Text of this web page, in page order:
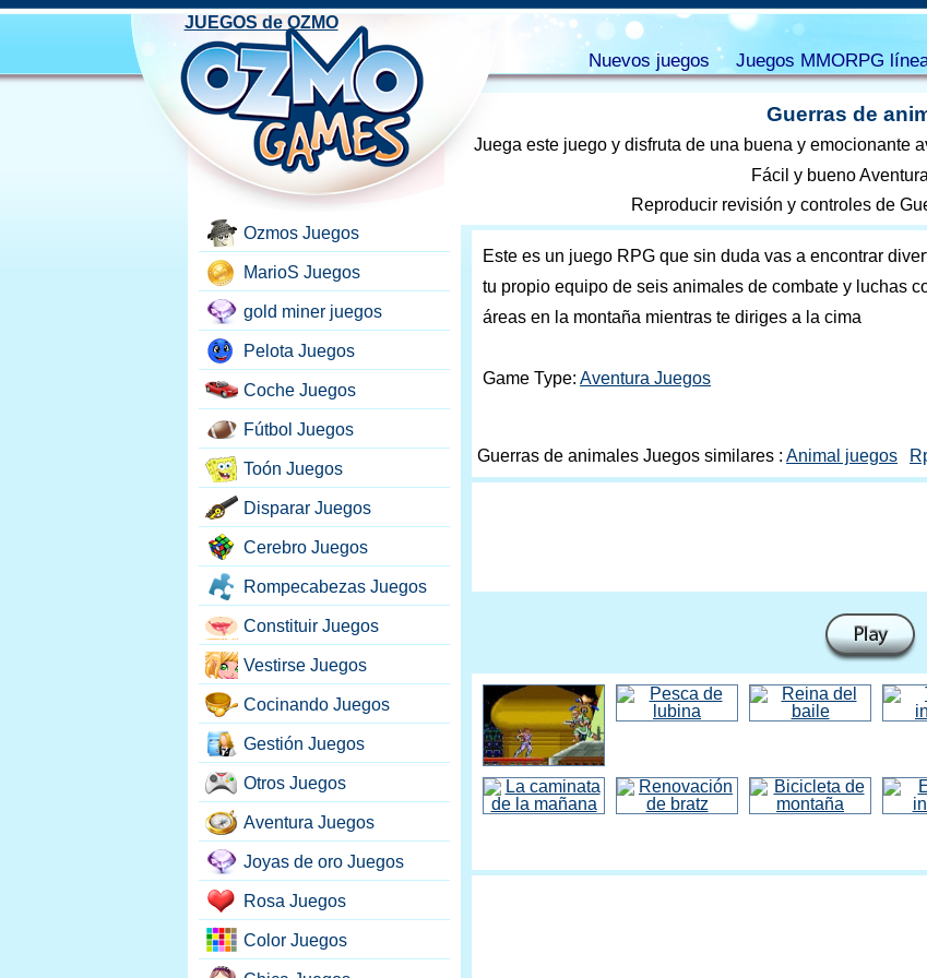
Guerras de
Juega este juego y disfruta de una buena y emocionante
Fácil y bueno
Reproducir revisión y controles de
Este es un juego RPG que sin duda vas a encontrar
tu propio equipo de seis animales de combate y luchas
áreas en la montaña mientras te diriges a la cima
Game Type: Aventura Juegos
Guerras de animales Juegos similares : Animal juegos
Ozmos Juegos
MarioS Juegos
gold miner juegos
Pelota Juegos
Coche Juegos
Fútbol Juegos
Toón Juegos
Disparar Juegos
Cerebro Juegos
Rompecabezas Juegos
Constituir Juegos
Vestirse Juegos
Cocinando Juegos
Gestión Juegos
Otros Juegos
Aventura Juegos
Joyas de oro Juegos
Rosa Juegos
Color Juegos
JUEGOS de OZMO
Nuevos juegos Juegos MMORPG